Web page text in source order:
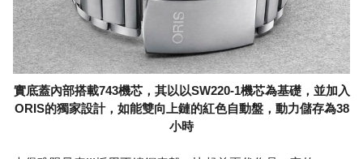
實底蓋內部搭載743機芯，其以以SW220-1機芯為基礎，並加入
ORIS的獨家設計，如能雙向上鏈的紅色自動盤，動力儲存為38
小時